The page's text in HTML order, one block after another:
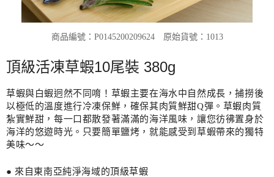
商品編號：P0145200209624 原始貨號：1013
頂級活凍草蝦10尾裝 380g
草蝦與白蝦迥然不同唷！草蝦主要在海水中自然成長，捕撈後
以極低的溫度進行冷凍保鮮，確保其肉質鮮甜Q彈。草蝦肉質
紮實鮮甜，每一口都散發著滿滿的海洋風味，讓您彷彿置身於
海洋的悠遊時光。只要簡單鹽烤，就能感受到草蝦帶來的獨特
美味～～
● 來自東南亞純淨海域的頂級草蝦